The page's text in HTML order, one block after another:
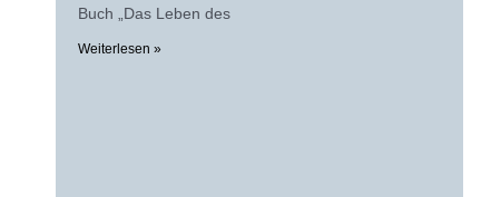
Buch „Das Leben des
Weiterlesen »